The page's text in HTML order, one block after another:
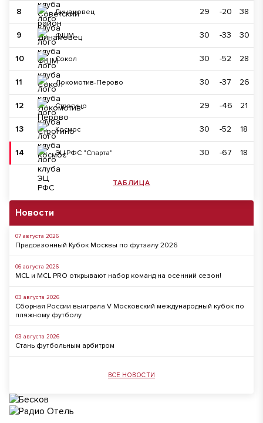
8 Динамовец 29 -20 38
9 ФШМ 30 -33 30
10 Сокол 30 -52 28
11 Локомотив-Перово 30 -37 26
12 Строгино 29 -46 21
13 Космос 30 -52 18
14 ЭЦ РФС "Спарта" 30 -67 18
ТАБЛИЦА
Новости
07 августа 2026
Предсезонный Кубок Москвы по футзалу 2026
06 августа 2026
MCL и MCL PRO открывают набор команд на осенний сезон!
03 августа 2026
Сборная России выиграла V Московский международный кубок по
пляжному футболу
03 августа 2026
Стань футбольным арбитром
ВСЕ НОВОСТИ